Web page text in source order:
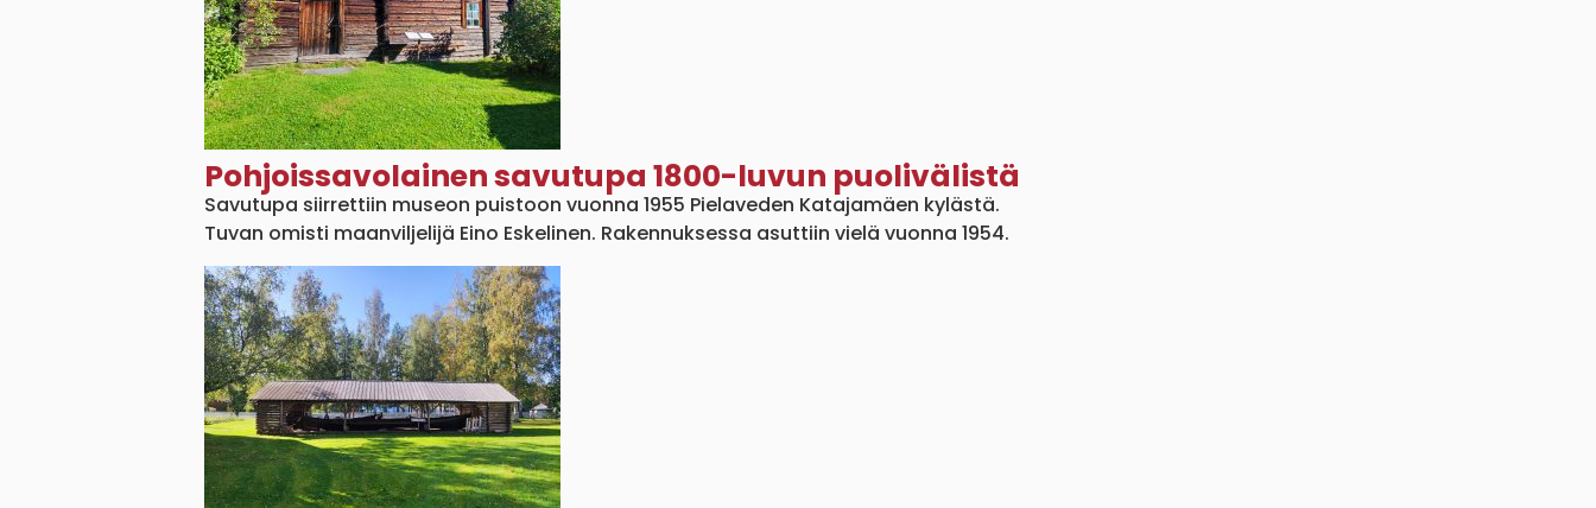
Pohjoissavolainen savutupa 1800-luvun puolivälistä
Savutupa siirrettiin museon puistoon vuonna 1955 Pielaveden Katajamäen kylästä.
Tuvan omisti maanviljelijä Eino Eskelinen. Rakennuksessa asuttiin vielä vuonna 1954.